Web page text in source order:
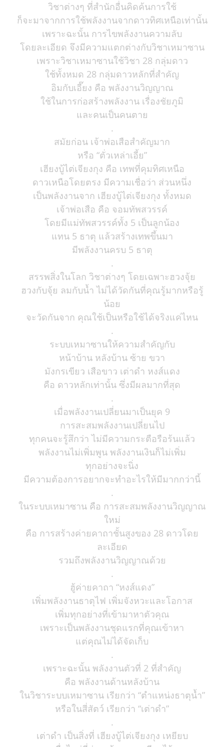
วิชาต่างๆ ที่สำนักอื่นคิดค้นการใช้
ก็จะมาจากการใช้พลังงานจากดาวทิศเหนือเท่านั้น
เพราะฉะนั้น การไขพลังงานความลับ
โดยละเอียด จึงมีความแตกต่างกับวิชาเหมาซาน
เพราะวิชาเหมาซานใช้วิชา 28 กลุ่มดาว
ใช้ทั้งหมด 28 กลุ่มดาวหลักที่สำคัญ
อิมกับเอี๊ยง คือ พลังงานวิญญาณ
ใช้ในการก่อสร้างพลังงาน เรื่องชัยภูมิ
และคนเป็นคนตาย
.
สมัยก่อน เจ้าพ่อเสือสำคัญมาก
หรือ “ตั่วเหล่าเอี้ย”
เฮียงบู้ไต่เจียงกุง คือ เทพที่คุมทิศเหนือ
ดาวเหนือโดยตรง มีความเชื่อว่า ส่วนหนึ่ง
เป็นพลังงานจาก เฮียงบู้ไต่เจียงกุง ทั้งหมด
เจ้าพ่อเสือ คือ จอมทัพสวรรค์
โดยมีแม่ทัพสวรรค์ทั้ง 5 เป็นลูกน้อง
แทน 5 ธาตุ แล้วสร้างเทพขึ้นมา
มีพลังงานครบ 5 ธาตุ
.
สรรพสิ่งในโลก วิชาต่างๆ โดยเฉพาะฮวงจุ้ย
ฮวงกับจุ้ย ลมกับน้ำ ไม่ได้วัดกันที่คุณรู้มากหรือรู้
น้อย
จะวัดกันจาก คุณใช้เป็นหรือใช้ได้จริงแค่ไหน
.
ระบบเหมาซานให้ความสำคัญกับ
หน้าบ้าน หลังบ้าน ซ้าย ขวา
มังกรเขียว เสือขาว เต่าดำ หงส์แดง
คือ ดาวหลักเท่านั้น ซึ่งมีผลมากที่สุด
.
เมื่อพลังงานเปลี่ยนมาเป็นยุค 9
การสะสมพลังงานเปลี่ยนไป
ทุกคนจะรู้สึกว่า ไม่มีความกระตือรือร้นแล้ว
พลังงานไม่เพิ่มพูน พลังงานเงินก็ไม่เพิ่ม
ทุกอย่างจะนิ่ง
มีความต้องการอยากจะทำอะไรให้มีมากกว่านี้
.
ในระบบเหมาซาน คือ การสะสมพลังงานวิญญาณ
ใหม่
คือ การสร้างค่ายคาถาชั้นสูงของ 28 ดาวโดย
ละเอียด
รวมถึงพลังงานวิญญาณด้วย
.
ฮู้ค่ายคาถา “หงส์แดง”
เพิ่มพลังงานธาตุไฟ เพิ่มจังหวะและโอกาส
เพิ่มทุกอย่างที่เข้ามาหาตัวคุณ
เพราะเป็นพลังงานชุดแรกที่คุณเข้าหา
แต่คุณไม่ได้จัดเก็บ
.
เพราะฉะนั้น พลังงานตัวที่ 2 ที่สำคัญ
คือ พลังงานด้านหลังบ้าน
ในวิชาระบบเหมาซาน เรียกว่า “ตำแหน่งธาตุน้ำ”
หรือในสี่สัตว์ เรียกว่า “เต่าดำ”
.
เต่าดำ เป็นสิ่งที่ เฮียงบู้ไต่เจียงกุง เหยียบ